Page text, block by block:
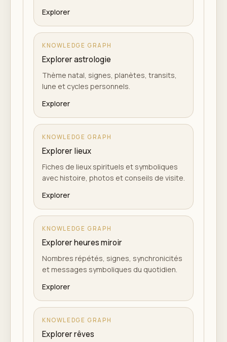
Explorer
KNOWLEDGE GRAPH
Explorer astrologie
Thème natal, signes, planètes, transits,
lune et cycles personnels.
Explorer
KNOWLEDGE GRAPH
Explorer lieux
Fiches de lieux spirituels et symboliques
avec histoire, photos et conseils de visite.
Explorer
KNOWLEDGE GRAPH
Explorer heures miroir
Nombres répétés, signes, synchronicités
et messages symboliques du quotidien.
Explorer
KNOWLEDGE GRAPH
Explorer rêves